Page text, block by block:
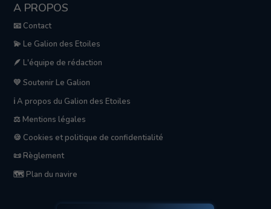
A PROPOS
📧 Contact
💫 Le Galion des Etoiles
🪶 L'équipe de rédaction
💛 Soutenir Le Galion
ℹ️ A propos du Galion des Etoiles
⚖️ Mentions légales
🍪 Cookies et politique de confidentialité
📜 Règlement
🗺️ Plan du navire